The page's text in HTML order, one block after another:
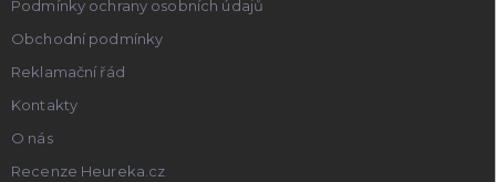
Podmínky ochrany osobních údajů
Obchodní podmínky
Reklamační řád
Kontakty
O nás
Recenze Heureka.cz